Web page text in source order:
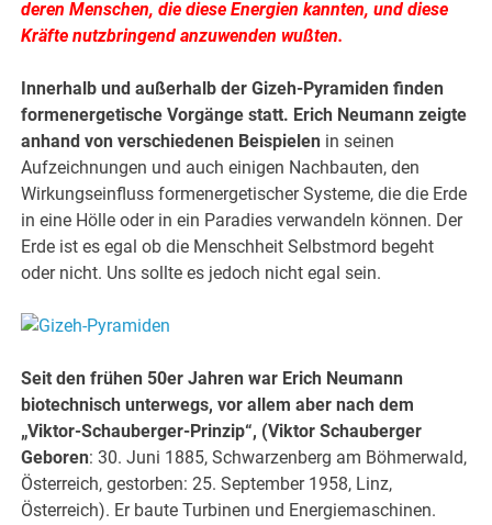
deren Menschen, die diese Energien kannten, und diese
Kräfte nutzbringend anzuwenden wußten.
Innerhalb und außerhalb der Gizeh-Pyramiden finden
formenergetische Vorgänge statt. Erich Neumann zeigte
anhand von verschiedenen Beispielen in seinen
Aufzeichnungen und auch einigen Nachbauten, den
Wirkungseinfluss formenergetischer Systeme, die die Erde
in eine Hölle oder in ein Paradies verwandeln können. Der
Erde ist es egal ob die Menschheit Selbstmord begeht
oder nicht. Uns sollte es jedoch nicht egal sein.
Seit den frühen 50er Jahren war Erich Neumann
biotechnisch unterwegs, vor allem aber nach dem
„Viktor-Schauberger-Prinzip“, (Viktor Schauberger
Geboren: 30. Juni 1885, Schwarzenberg am Böhmerwald,
Österreich, gestorben: 25. September 1958, Linz,
Österreich). Er baute Turbinen und Energiemaschinen.